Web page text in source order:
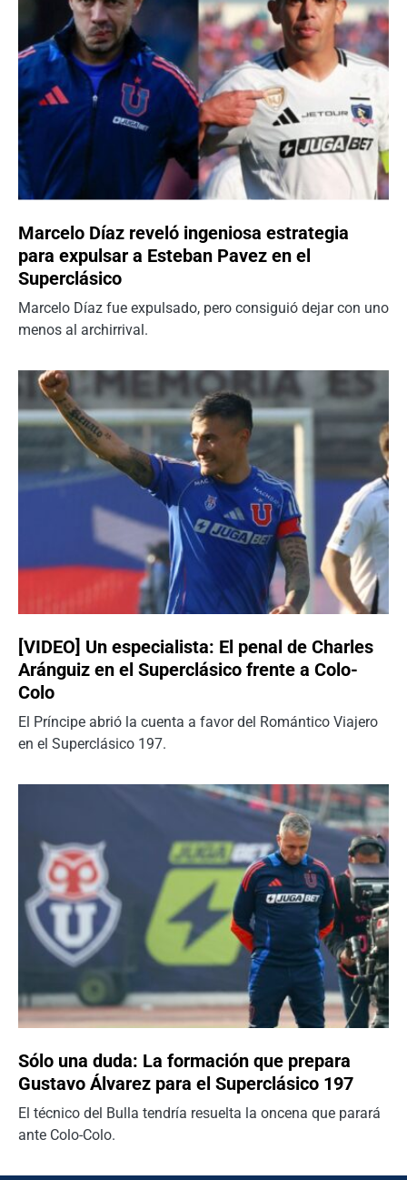
Marcelo Díaz reveló ingeniosa estrategia
para expulsar a Esteban Pavez en el
Superclásico
Marcelo Díaz fue expulsado, pero consiguió dejar con uno
menos al archirrival.
[VIDEO] Un especialista: El penal de Charles
Aránguiz en el Superclásico frente a Colo-
Colo
El Príncipe abrió la cuenta a favor del Romántico Viajero
en el Superclásico 197.
Sólo una duda: La formación que prepara
Gustavo Álvarez para el Superclásico 197
El técnico del Bulla tendría resuelta la oncena que parará
ante Colo-Colo.